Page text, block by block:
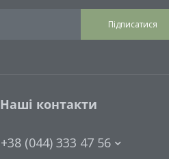
Підписатися
Наші контакти
+38 (044) 333 47 56